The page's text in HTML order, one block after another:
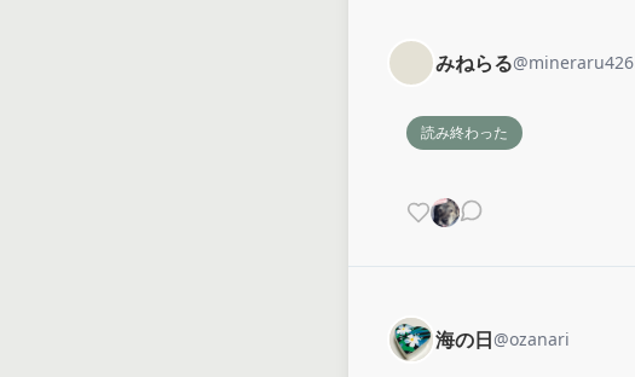
みねらる@mineraru426
読み終わった
海の日@ozanari